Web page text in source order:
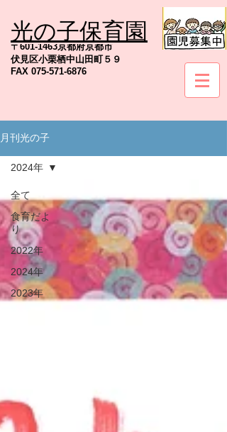
TEL075-571-6845
〒601-1463京都府京都市
伏見区小栗栖中山田町５９
FAX 075-571-6876
光の子保育園
月刊光の子
全て
食育だよ
り
2022年
2024年
2023年
2024年